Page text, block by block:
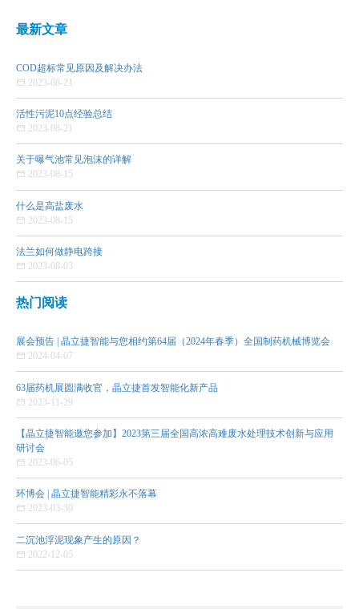
最新文章
COD超标常见原因及解决办法
 2023-08-21
活性污泥10点经验总结
 2023-08-21
关于曝气池常见泡沫的详解
 2023-08-15
什么是高盐废水
 2023-08-15
法兰如何做静电跨接
 2023-08-03
热门阅读
展会预告 | 晶立捷智能与您相约第64届（2024年春季）全国制药机械博览会
 2024-04-07
63届药机展圆满收官，晶立捷首发智能化新产品
 2023-11-29
【晶立捷智能邀您参加】2023第三届全国高浓高难废水处理技术创新与应用
研讨会
 2023-06-05
环博会 | 晶立捷智能精彩永不落幕
 2023-03-30
二沉池浮泥现象产生的原因？
 2022-12-05